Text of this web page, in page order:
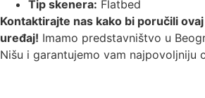
Tip skenera: Flatbed
Kontaktirajte nas kako bi poručili
uređaj! Imamo predstavništvo u
Nišu i garantujemo vam najpovoljniju